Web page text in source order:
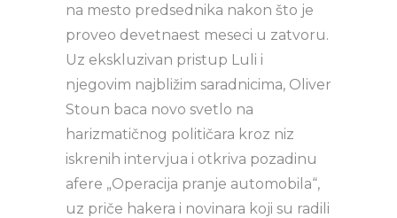
na mesto predsednika nakon što je
proveo devetnaest meseci u zatvoru.
Uz ekskluzivan pristup Luli i
njegovim najbližim saradnicima, Oliver
Stoun baca novo svetlo na
harizmatičnog političara kroz niz
iskrenih intervjua i otkriva pozadinu
afere „Operacija pranje automobila“,
uz priče hakera i novinara koji su radili